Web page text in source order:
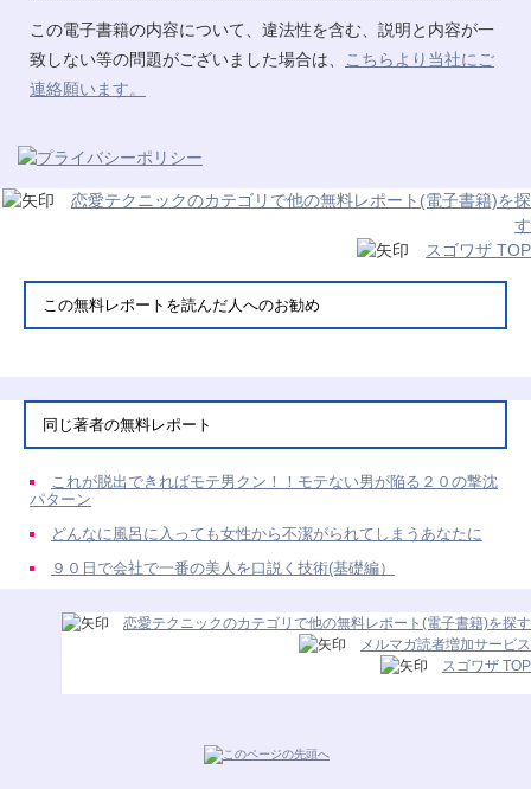
この電子書籍の内容について、違法性を含む、説明と内容が一
致しない等の問題がございました場合は、
こちらより当社にご
連絡願います。
恋愛テクニックのカテゴリで他の無料レポート(電子書籍)を探
す
スゴワザ TOP
この無料レポートを読んだ人へのお勧め
同じ著者の無料レポート
これが脱出できればモテ男クン！！モテない男が陥る２０の撃沈
パターン
どんなに風呂に入っても女性から不潔がられてしまうあなたに
９０日で会社で一番の美人を口説く技術(基礎編）
恋愛テクニックのカテゴリで他の無料レポート(電子書籍)を探す
メルマガ読者増加サービス
スゴワザ TOP